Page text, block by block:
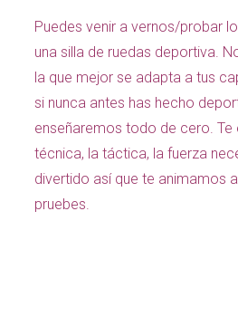
Puedes venir a vernos/probar
una silla de ruedas deportiva.
la que mejor se adapta a tus
si nunca antes has hecho
enseñaremos todo de cero. Te
técnica, la táctica, la fuerza
divertido así que te animamos
pruebes.